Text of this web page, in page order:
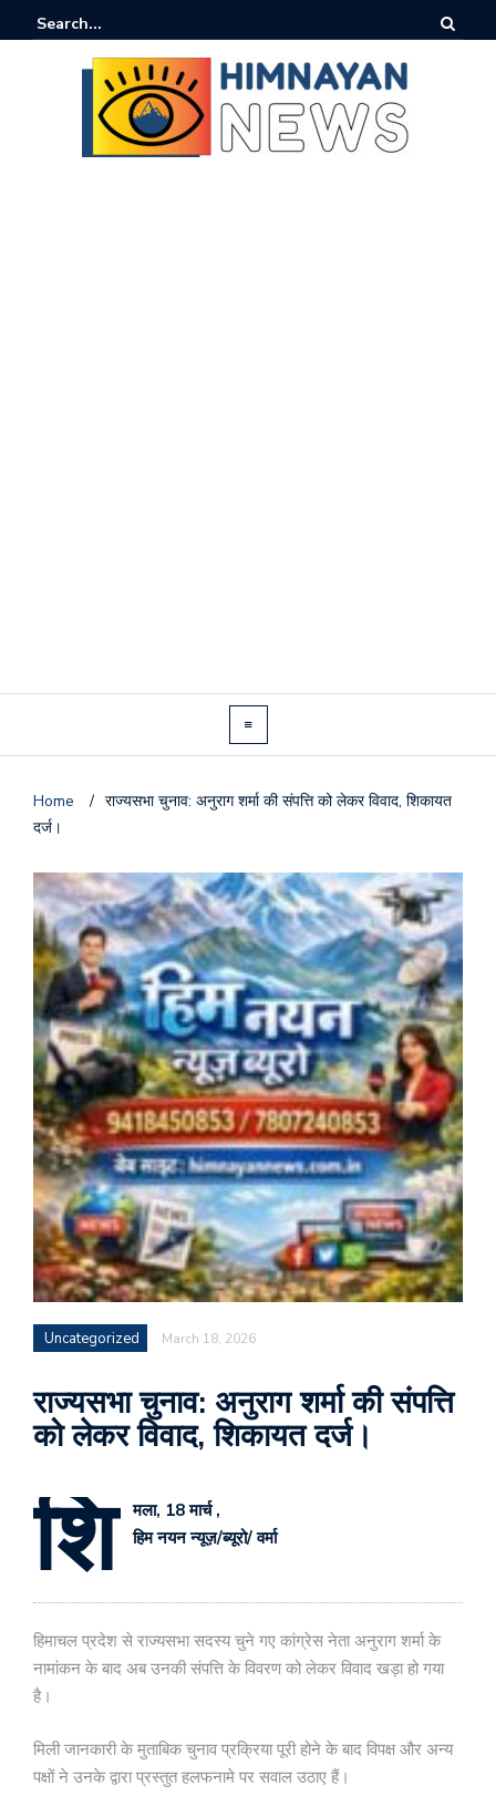
Home / राज्यसभा चुनाव: अनुराग शर्मा की संपत्ति को लेकर विवाद, शिकायत
दर्ज।
Uncategorized March 18, 2026
राज्यसभा चुनाव: अनुराग शर्मा की संपत्ति
को लेकर विवाद, शिकायत दर्ज।
शि
मला, 18 मार्च ,
हिम नयन न्यूज़/ब्यूरो/ वर्मा
हिमाचल प्रदेश से राज्यसभा सदस्य चुने गए कांग्रेस नेता अनुराग शर्मा के
नामांकन के बाद अब उनकी संपत्ति के विवरण को लेकर विवाद खड़ा हो गया
है।
मिली जानकारी के मुताबिक चुनाव प्रक्रिया पूरी होने के बाद विपक्ष और अन्य
पक्षों ने उनके द्वारा प्रस्तुत हलफनामे पर सवाल उठाए हैं।